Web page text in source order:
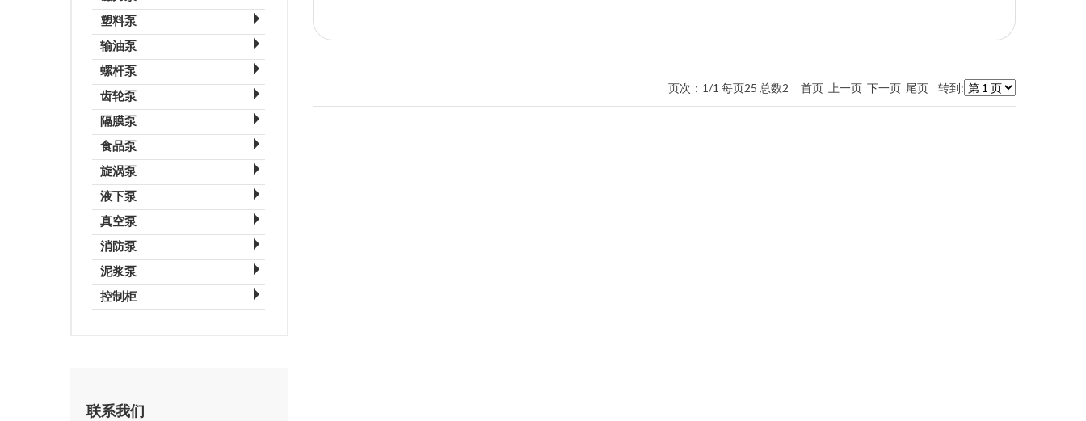
CYZ自吸式离心油泵
YW无堵塞液下排污泵
LW立式无堵塞排污泵
YG管道离心油泵
IHG不锈钢管道离心泵
LG-B便拆式高层建筑给水多级离心泵
DLR立式多级离心泵
GDL立式管道多级离心泵
IH不锈钢离心泵
SL型玻璃钢管道泵
S型玻璃钢离心泵
FSY型玻璃钢液下泵
FSB型氟塑料合金离心泵
CQB-F氟塑料磁力泵
ZCQ型自吸式磁力驱动泵
CQB不锈钢磁力泵
CQF工程塑料磁力泵
CQ不锈钢磁力泵
ZBF自吸式塑料磁力泵
塑料泵
输油泵
2CY不锈钢齿轮油泵
2CY系列齿轮油泵
S型微型齿轮输油泵
KCB齿轮油泵
KCB系列齿轮油泵
螺杆泵
3G螺杆泵
GF系列单螺杆泵
I-1B型浓浆泵
G系列螺杆泵
齿轮泵
KCB系列齿轮油泵
KCG系列高温齿轮泵
BBG型内啮合摆线齿轮泵
隔膜泵
QBY气动隔膜泵
DBY型电动隔膜泵
食品泵
旋涡泵
液下泵
真空泵
2XZ-B直联式旋片真空泵
X-100B旋片真空泵
SK悬臂水环式真空泵
消防泵
XBD系列卧式多级消防泵
XBD系列立式多级消防泵
泥浆泵
PNL立式泥浆泵
控制柜
水泵启动柜（直接启动）
联系我们
页次：1/1 每页25 总数2 首页 上一页 下一页 尾页 转到: